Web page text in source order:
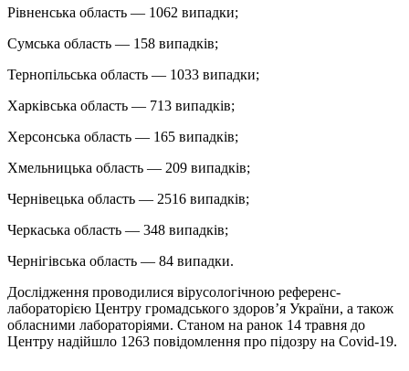
Рівненська область — 1062 випадки;
Сумська область — 158 випадків;
Тернопільська область — 1033 випадки;
Харківська область — 713 випадків;
Херсонська область — 165 випадків;
Хмельницька область — 209 випадків;
Чернівецька область — 2516 випадків;
Черкаська область — 348 випадків;
Чернігівська область — 84 випадки.
Дослідження проводилися вірусологічною референс-
лабораторією Центру громадського здоров’я України, а також
обласними лабораторіями. Станом на ранок 14 травня до
Центру надійшло 1263 повідомлення про підозру на Covid-19.